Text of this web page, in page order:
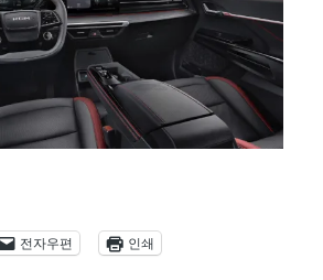
전자우편
인쇄